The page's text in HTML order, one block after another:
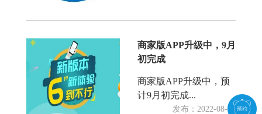
商家版APP升级中，9月
初完成
商家版APP升级中，预
计9月初完成...
发布：2022-08-09